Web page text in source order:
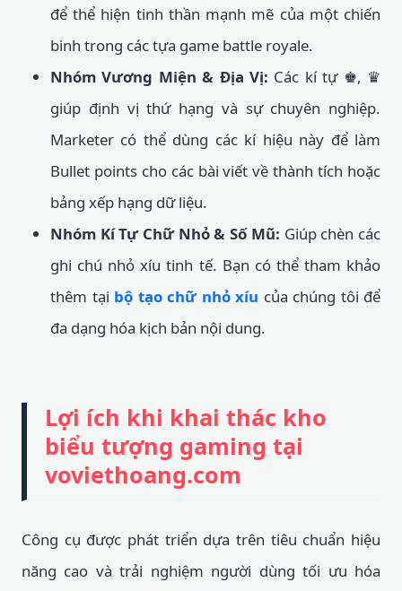
để thể hiện tinh thần mạnh mẽ của một chiến
binh trong các tựa game battle royale.
Nhóm Vương Miện & Địa Vị: Các kí tự ♚, ♛
giúp định vị thứ hạng và sự chuyên nghiệp.
Marketer có thể dùng các kí hiệu này để làm
Bullet points cho các bài viết về thành tích hoặc
bảng xếp hạng dữ liệu.
Nhóm Kí Tự Chữ Nhỏ & Số Mũ: Giúp chèn các
ghi chú nhỏ xíu tinh tế. Bạn có thể tham khảo
thêm tại bộ tạo chữ nhỏ xíu của chúng tôi để
đa dạng hóa kịch bản nội dung.
Lợi ích khi khai thác kho
biểu tượng gaming tại
voviethoang.com
Công cụ được phát triển dựa trên tiêu chuẩn hiệu
năng cao và trải nghiệm người dùng tối ưu hóa